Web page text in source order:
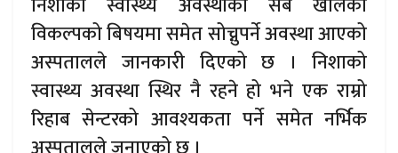
विकल्पको बिषयमा समेत सोच्नुपर्ने अवस्था आएको
अस्पतालले जानकारी दिएको छ । निशाको
स्वास्थ्य अवस्था स्थिर नै रहने हो भने एक राम्रो
रिहाब सेन्टरको आवश्यकता पर्ने समेत नर्भिक